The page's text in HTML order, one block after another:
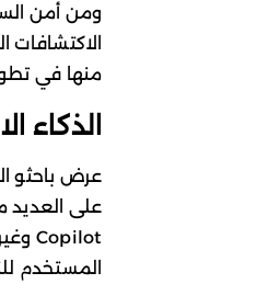
ومن أمن
منها في
الذكاء
المستخدم